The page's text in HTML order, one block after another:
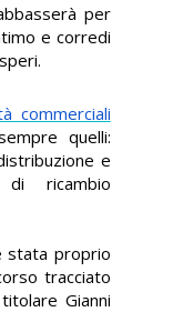
per
e corredi
commerciali
quelli:
e
ricambio
stata proprio
tracciato
Gianni